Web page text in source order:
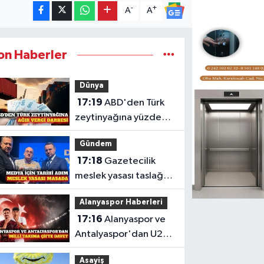
A- A+
Haberler
Dünya
17:19 ABD'den Türk
zeytinyağına yüzde
12,5 ek vergi kararı
Gündem
17:18
meslek yasası taslağı
Bakan Gürlek'e
sunuldu
Alanyaspor Haberleri
17:16 Alanyaspor ve
Antalyaspor'dan U20
Milli Takımı'na davet
Asayiş